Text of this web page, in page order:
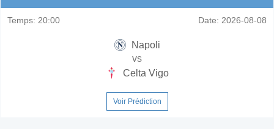
Temps: 20:00 Date: 2026-08-08
Napoli
vs
Celta Vigo
Voir Prédiction